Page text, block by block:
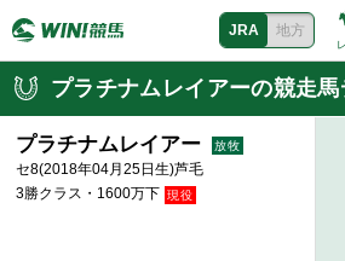
JRA 地方
プラチナムレイアーの競走馬
プラチナムレイアー
セ8(2018年04月25日生)芦毛
3勝クラス・1600万下